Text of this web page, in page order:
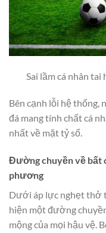
Sai lầm cá nhân
Bên cạnh lỗi hệ thống,
đá mang tính chất cá
nhất về mặt tỷ số.
Đường chuyền về bất
phương
Dưới áp lực nghẹt thở
hiện một đường
mộng của mọi hậu vệ.